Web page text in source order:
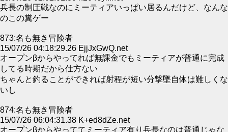
兵長の制圧戦なのにミーティアいっぱい居るんだけど、なんな
のこの糞ゲー
873:名も無き冒険者
15/07/26 04:18:29.26 EjjJxGwQ.net
オープンβからやってれば無課金でもミーティアが普通に完成
してる時期だから仕方ない
ちゃんと釣ることができれば射程が短い分撃墜自体は難しくな
いし
874:名も無き冒険者
15/07/26 06:04:31.38 K+ed8dZe.net
オープンβからやっててミーティア有り兵長なのは普通じゃな